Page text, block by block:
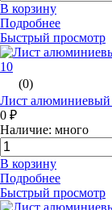
В корзину
Подробнее
Быстрый просмотр
(0)
Лист алюминиевый
0 ₽
Наличие: много
В корзину
Подробнее
Быстрый просмотр